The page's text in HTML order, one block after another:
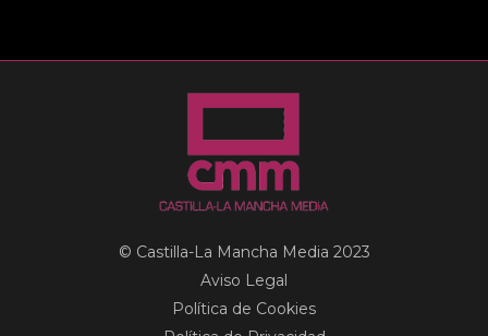
© Castilla-La Mancha Media 2023
Aviso Legal
Política de Cookies